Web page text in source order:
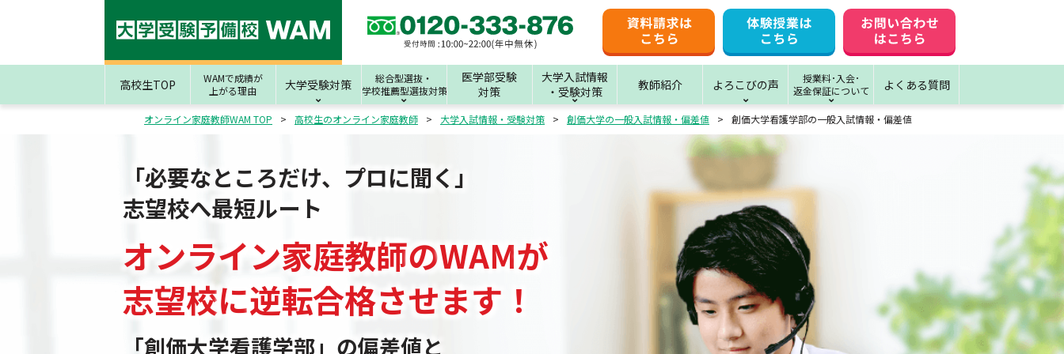
高校生TOP
WAMで成績が
上がる理由
大学受験対策
総合型選抜・
学校推薦型選抜対策
医学部受験
対策
大学入試情報
・受験対策
教師紹介 よろこびの声
授業料･入会･
返金保証について
よくある質問
オンライン家庭教師WAM TOP 高校生のオンライン家庭教師 大学入試情報・受験対策 創価大学の一般入試情報・偏差値 創価大学看護学部の一般入試情報・偏差値
「必要なところだけ、プロに聞く」
志望校へ最短ルート
オンライン家庭教師のWAMが
志望校に逆転合格させます！
「創価大学看護学部」の偏差値と